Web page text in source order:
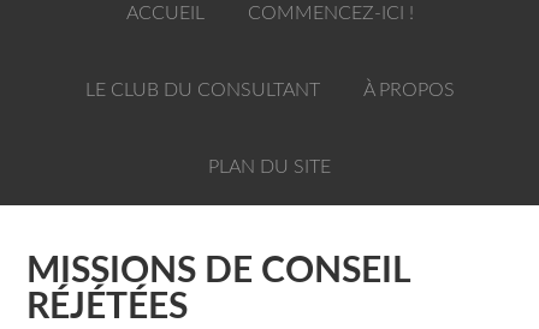
ACCUEIL COMMENCEZ-ICI !
LE CLUB DU CONSULTANT À PROPOS
PLAN DU SITE
MISSIONS DE CONSEIL
RÉJÉTÉES